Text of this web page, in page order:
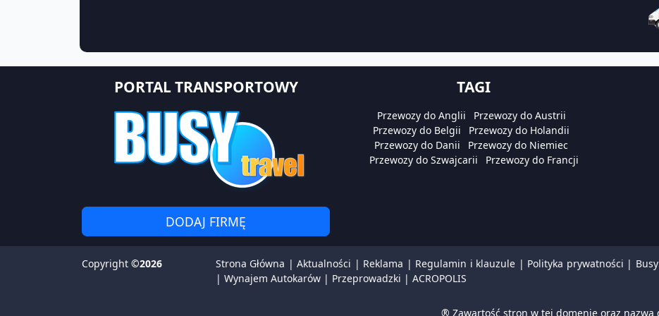
PORTAL TRANSPORTOWY
DODAJ FIRMĘ
TAGI
Przewozy do Anglii
Przewozy do Austrii
Przewozy do Belgii
Przewozy do Holandii
Przewozy do Danii
Przewozy do Niemiec
Przewozy do Szwajcarii
Przewozy do Francji
Copyright ©2026 Strona Główna |Aktualności | Reklama | Regulamin i klauzule | Polityka prywatności |
| Wynajem Autokarów | Przeprowadzki | ACROPOLIS
® Zawartość stron w tej domenie oraz